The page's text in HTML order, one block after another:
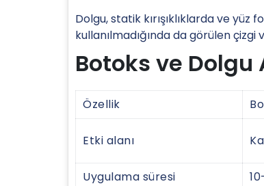
Dolgu, statik kırışıklıklarda ve yüz
kullanılmadığında da görülen
Botoks ve Dolgu
Özellik
Etki alanı
Uygulama süresi